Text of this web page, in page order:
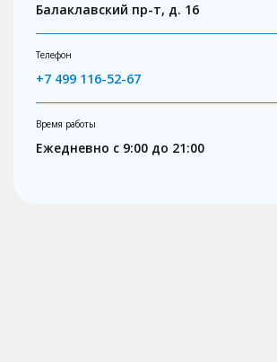
Балаклавский пр-т, д. 16
Телефон
+7 499 116-52-67
Время работы
Ежедневно с 9:00 до 21:00